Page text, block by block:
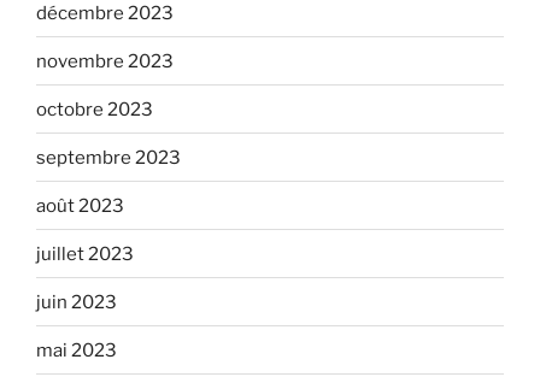
décembre 2023
novembre 2023
octobre 2023
septembre 2023
août 2023
juillet 2023
juin 2023
mai 2023